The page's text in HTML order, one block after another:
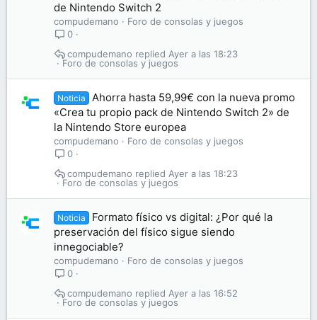
de Nintendo Switch 2
compudemano
Foro de consolas y juegos
0
Foro de consolas y juegos
Ayer a las 18:23
compudemano
Noticia
Ahorra hasta 59,99€ con la nueva promo
«Crea tu propio pack de Nintendo Switch 2» de
la Nintendo Store europea
compudemano
Foro de consolas y juegos
0
Foro de consolas y juegos
Ayer a las 18:23
compudemano
Noticia
Formato físico vs digital: ¿Por qué la
preservación del físico sigue siendo
innegociable?
compudemano
Foro de consolas y juegos
0
Foro de consolas y juegos
Ayer a las 16:52
compudemano